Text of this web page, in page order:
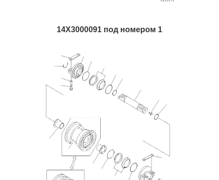
14X3000091 под номером 1